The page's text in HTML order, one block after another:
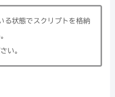
状態でスクリプトを格納
い。